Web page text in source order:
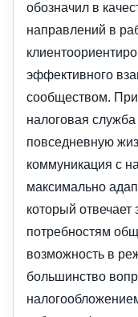
обозначил в
направлений в
эффективного
сообществом.
налоговая
повседневную
коммуникация с
максимально
который
потребностям
возможность в
большинство